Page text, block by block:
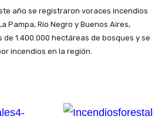
año se registraron voraces incendios
Pampa, Río Negro y Buenos Aires,
1.400.000 hectáreas de bosques y se
incendios en la región.